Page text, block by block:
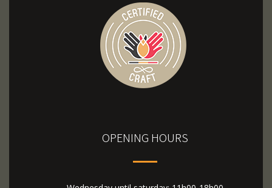
OPENING HOURS